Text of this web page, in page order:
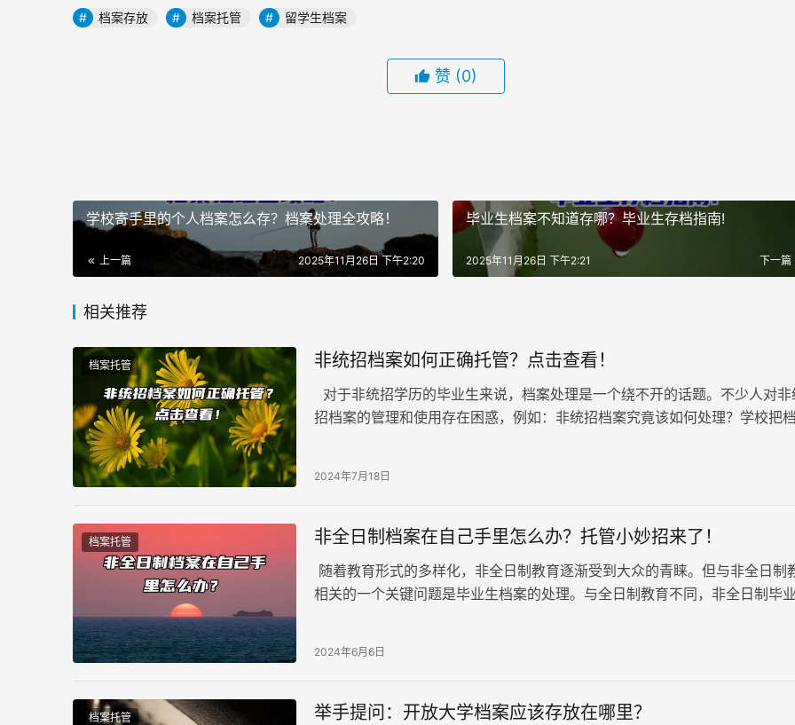
档案存放 档案托管 留学生档案
赞 (0)
学校寄手里的个人档案怎么存？档案处理全攻略！
上一篇 2025年11月26日 下午2:20
毕业生档案不知道存哪？毕业生存档指南!
下一篇
2025年11月26日 下午2:21
相关推荐
档案托管 非统招档案如何正确托管？点击查看！
对于非统招学历的毕业生来说，档案处理是一个绕不开的话题。不少人对非
招档案的管理和使用存在困惑，例如：非统招档案究竟该如何处理？学校把
2024年7月18日
档案托管 非全日制档案在自己手里怎么办？托管小妙招来了！
随着教育形式的多样化，非全日制教育逐渐受到大众的青睐。但与非全日制
相关的一个关键问题是毕业生档案的处理。与全日制教育不同，非全日制毕
2024年6月6日
档案托管 举手提问：开放大学档案应该存放在哪里？